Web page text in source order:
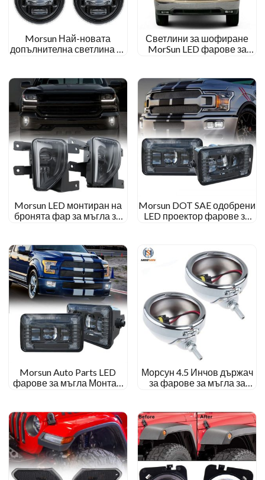
Morsun Най-новата
допълнителна светлина за
2012-2017 Светлина за
шофиране
Светлини за шофиране
MorSun LED фарове за
2000-2006 Пикап GMC
Yukon
Morsun LED монтиран на
бронята фар за мъгла за
комплект
Morsun DOT SAE одобрени
LED проектор фарове за
Morsun Auto Parts LED
фарове за мъгла Монтаж
Морсун 4.5 Инчов държач
за фарове за мъгла за